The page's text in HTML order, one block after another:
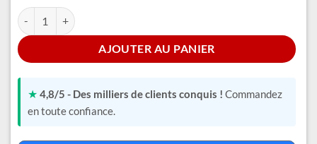
quantité de Stitch Squelette
AJOUTER AU PANIER
Alternative:
★ 4,8/5 - Des milliers de clients conquis ! Commandez
en toute confiance.